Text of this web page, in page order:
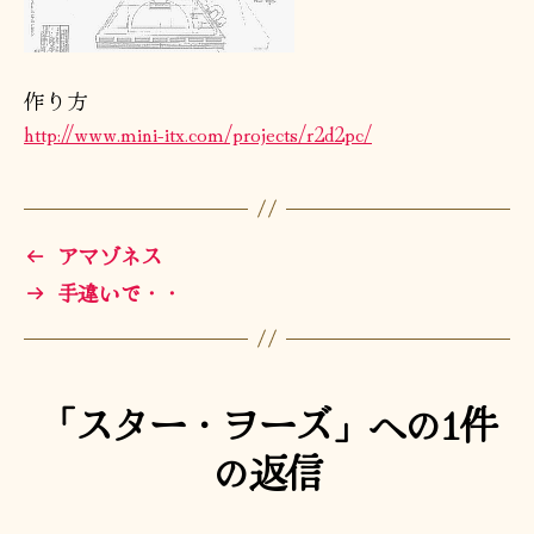
作り方
http://www.mini-itx.com/projects/r2d2pc/
← アマゾネス
→ 手違いで・・
「スター・ヲーズ」への1件
の返信